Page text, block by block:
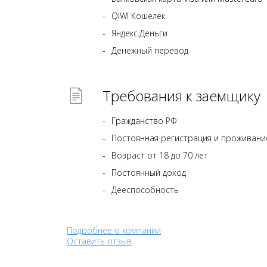
QIWI Кошелёк
Яндекс.Деньги
Денежный перевод
Требования к заемщику
Гражданство РФ
Постоянная регистрация и
Возраст от 18 до 70 лет
Постоянный доход
Дееспособность
Подробнее о компании
Оставить отзыв